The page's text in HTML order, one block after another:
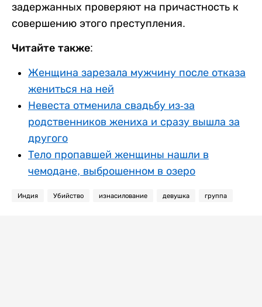
задержанных проверяют на причастность к
совершению этого преступления.
Читайте также:
Женщина зарезала мужчину после отказа
жениться на ней
Невеста отменила свадьбу из-за
родственников жениха и сразу вышла за
другого
Тело пропавшей женщины нашли в
чемодане, выброшенном в озеро
Индия Убийство изнасилование девушка группа